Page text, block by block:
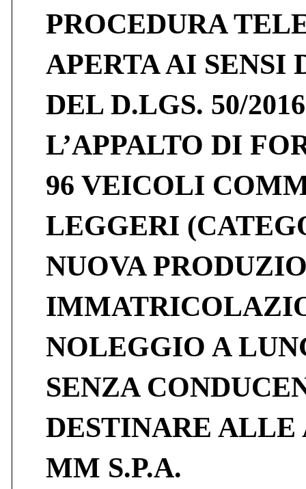
PROCEDURA
APERTA AI SENSI
DEL D.LGS. 50/
L’APPALTO DI
96 VEICOLI
LEGGERI
NUOVA
NOLEGGIO A
SENZA
DESTINARE
MM S.P.A.